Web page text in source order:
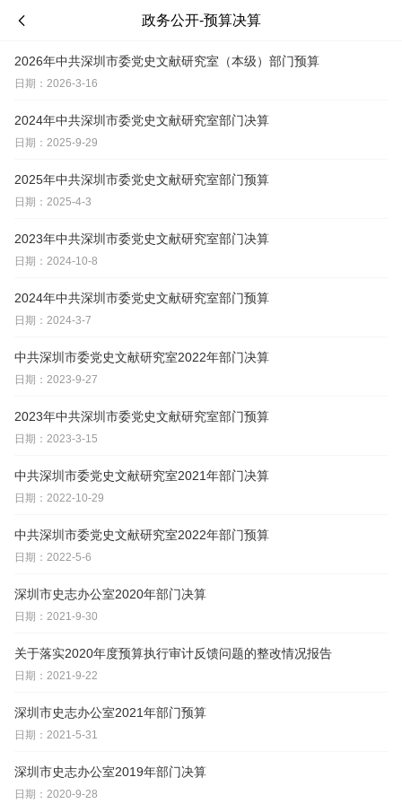
政务公开-预算决算
2026年中共深圳市委党史文献研究室（本级）部门预算
日期：2026-3-16
2024年中共深圳市委党史文献研究室部门决算
日期：2025-9-29
2025年中共深圳市委党史文献研究室部门预算
日期：2025-4-3
2023年中共深圳市委党史文献研究室部门决算
日期：2024-10-8
2024年中共深圳市委党史文献研究室部门预算
日期：2024-3-7
中共深圳市委党史文献研究室2022年部门决算
日期：2023-9-27
2023年中共深圳市委党史文献研究室部门预算
日期：2023-3-15
中共深圳市委党史文献研究室2021年部门决算
日期：2022-10-29
中共深圳市委党史文献研究室2022年部门预算
日期：2022-5-6
深圳市史志办公室2020年部门决算
日期：2021-9-30
关于落实2020年度预算执行审计反馈问题的整改情况报告
日期：2021-9-22
深圳市史志办公室2021年部门预算
日期：2021-5-31
深圳市史志办公室2019年部门决算
日期：2020-9-28